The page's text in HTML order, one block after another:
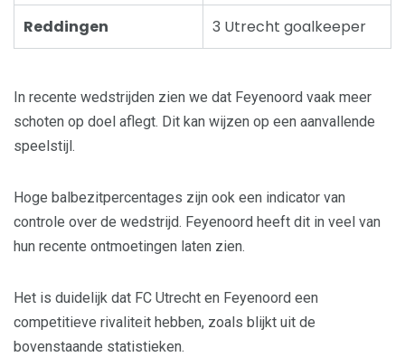
Reddingen 3 Utrecht goalkeeper
In recente wedstrijden zien we dat Feyenoord vaak meer
schoten op doel aflegt. Dit kan wijzen op een aanvallende
speelstijl.
Hoge balbezitpercentages zijn ook een indicator van
controle over de wedstrijd. Feyenoord heeft dit in veel van
hun recente ontmoetingen laten zien.
Het is duidelijk dat FC Utrecht en Feyenoord een
competitieve rivaliteit hebben, zoals blijkt uit de
bovenstaande statistieken.